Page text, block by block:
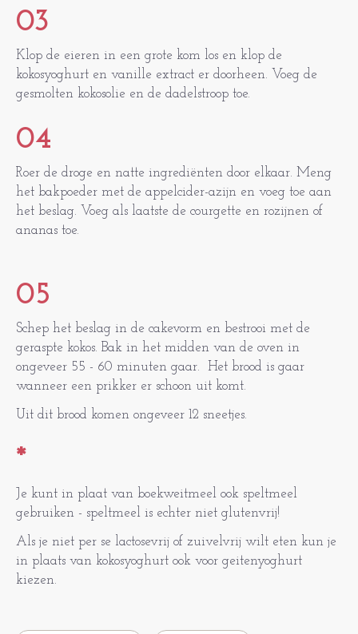
03
Klop de eieren in een grote kom los en klop de
kokosyoghurt en vanille extract er doorheen. Voeg de
gesmolten kokosolie en de dadelstroop toe.
04
Roer de droge en natte ingrediënten door elkaar. Meng
het bakpoeder met de appelcider-azijn en voeg toe aan
het beslag. Voeg als laatste de courgette en rozijnen of
ananas toe.
05
Schep het beslag in de cakevorm en bestrooi met de
geraspte kokos. Bak in het midden van de oven in
ongeveer 55 - 60 minuten gaar. Het brood is gaar
wanneer een prikker er schoon uit komt.
Uit dit brood komen ongeveer 12 sneetjes.
*
Je kunt in plaat van boekweitmeel ook speltmeel
gebruiken - speltmeel is echter niet glutenvrij!
Als je niet per se lactosevrij of zuivelvrij wilt eten kun je
in plaats van kokosyoghurt ook voor geitenyoghurt
kiezen.